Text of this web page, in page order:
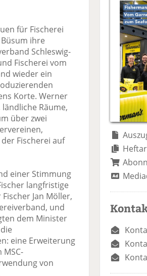
ac
e
b
o
o
k
te
il
e
n
tt
er
n
n
e
di
n
te
il
e
m
l
v
n
d
n
für Fischerei
ihre
Schleswig-
Fischerei vom
wieder ein
Korte. Werner
Räume,
über zwei
Fischerei auf
einer Stimmung
langfristige
Jan Möller,
und
dem Minister
eine Erweiterung
von